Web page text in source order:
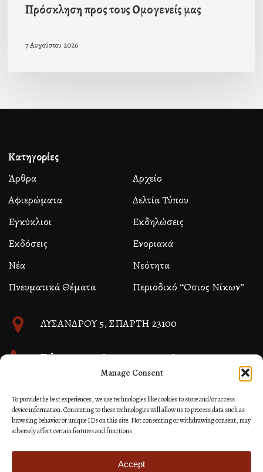
Manage Consent
To provide the best experiences, we use technologies like cookies to store and/or access
device information. Consenting to these technologies will allow us to process data such as
browsing behavior or unique IDs on this site. Not consenting or withdrawing consent, may
adversely affect certain features and functions.
Accept
Πρόσκληση προς τους Ομογενείς μας
7 Αυγούστου 2026
Κατηγορίες
Άρθρα
Αρχείο
Αφιερώματα
Δελτία Τύπου
Εγκύκλιοι
Εκδηλώσεις
Εκδόσεις
Ενοριακά
Νέα
Νεότητα
Πνευματικά Θέματα
Περιοδικό “Όσιος Νίκων”
ΛΥΣΑΝΔΡΟΥ 5, ΣΠΑΡΤΗ 23100
Τηλ. 27310 26580 και 27310 26581